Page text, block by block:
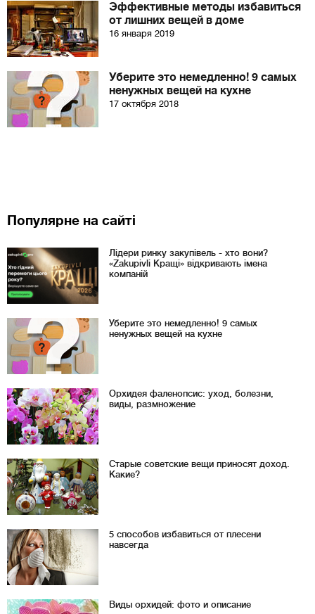
Эффективные методы избавиться
от лишних вещей в доме
16 января 2019
Уберите это немедленно! 9 самых
ненужных вещей на кухне
17 октября 2018
Популярне на сайті
Лідери ринку закупівель - хто вони?
«Zakupivli Кращі» відкривають імена
компаній
Уберите это немедленно! 9 самых
ненужных вещей на кухне
Орхидея фаленопсис: уход, болезни,
виды, размножение
Старые советские вещи приносят доход.
Какие?
5 способов избавиться от плесени
навсегда
Виды орхидей: фото и описание